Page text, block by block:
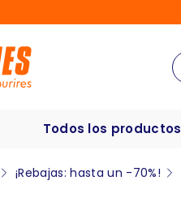
Todos los productos
¡Rebajas: hasta un -70%!